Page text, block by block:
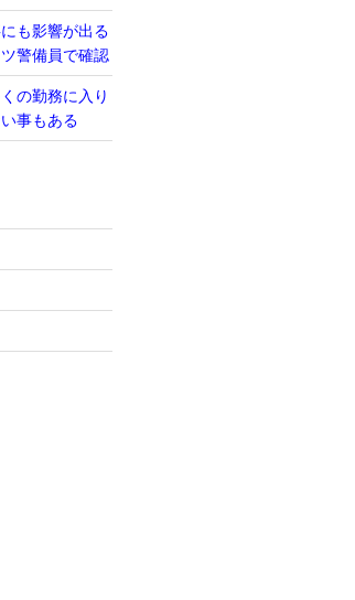
も影響が出る
警備員で確認
の勤務に入り
事もある